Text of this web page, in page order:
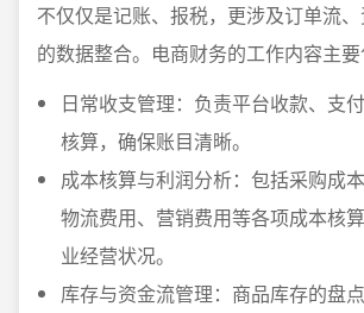
不仅仅是记账、报税，更涉及订单流
的数据整合。电商财务的工作内容主要
日常收支管理：负责平台收款、支
核算，确保账目清晰。
成本核算与利润分析：包括采购成本
物流费用、营销费用等各项成本核
业经营状况。
库存与资金流管理：商品库存的盘